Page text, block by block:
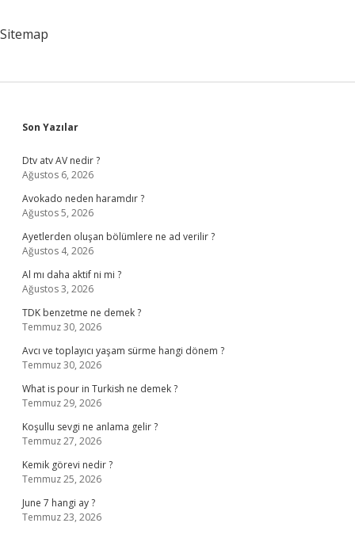
Sitemap
Sidebar
Son Yazılar
Dtv atv AV nedir ?
Ağustos 6, 2026
Avokado neden haramdır ?
Ağustos 5, 2026
Ayetlerden oluşan bölümlere ne ad verilir ?
Ağustos 4, 2026
Al mı daha aktif ni mi ?
Ağustos 3, 2026
TDK benzetme ne demek ?
Temmuz 30, 2026
Avcı ve toplayıcı yaşam sürme hangi dönem ?
Temmuz 30, 2026
What is pour in Turkish ne demek ?
Temmuz 29, 2026
Koşullu sevgi ne anlama gelir ?
Temmuz 27, 2026
Kemik görevi nedir ?
Temmuz 25, 2026
June 7 hangi ay ?
Temmuz 23, 2026